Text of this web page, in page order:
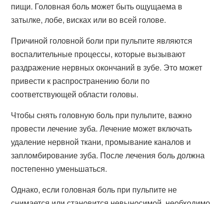
пищи. Головная боль может быть ощущаема в
затылке, лобе, висках или во всей голове.
Причиной головной боли при пульпите являются
воспалительные процессы, которые вызывают
раздражение нервных окончаний в зубе. Это может
привести к распространению боли по
соответствующей области головы.
Чтобы снять головную боль при пульпите, важно
провести лечение зуба. Лечение может включать
удаление нервной ткани, промывание каналов и
запломбирование зуба. После лечения боль должна
постепенно уменьшаться.
Однако, если головная боль при пульпите не